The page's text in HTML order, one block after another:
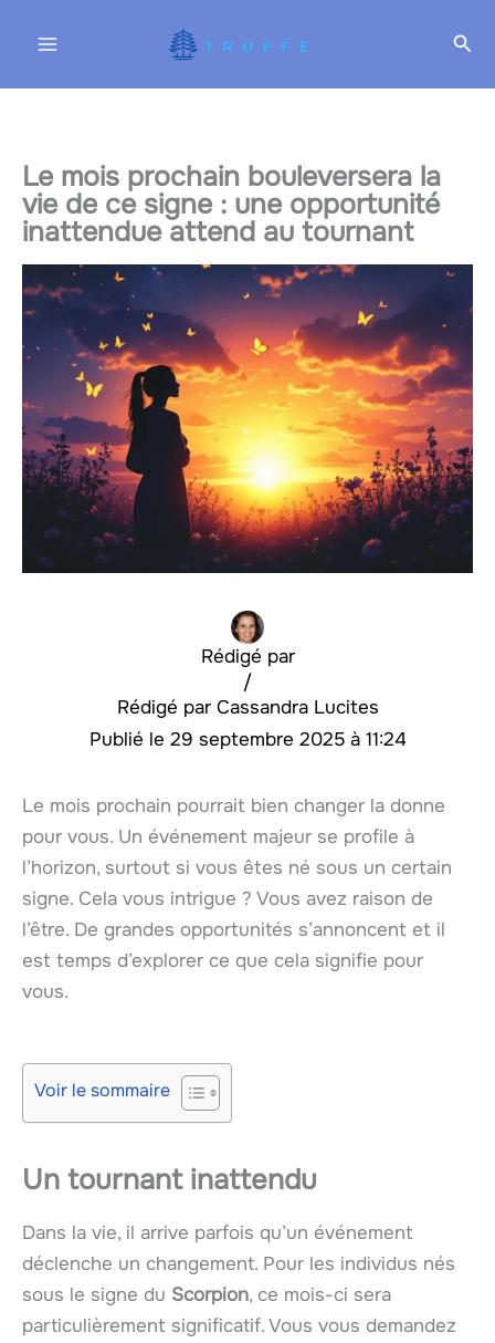
Le mois prochain bouleversera la
vie de ce signe : une opportunité
inattendue attend au tournant
Rédigé par
Cassandra Lucites
/
29 septembre 2025 à 11:24
Le mois prochain pourrait bien changer la donne
pour vous. Un événement majeur se profile à
l’horizon, surtout si vous êtes né sous un certain
signe. Cela vous intrigue ? Vous avez raison de
l’être. De grandes opportunités s’annoncent et il
est temps d’explorer ce que cela signifie pour
vous.
Voir le sommaire
Un tournant inattendu
Dans la vie, il arrive parfois qu’un événement
déclenche un changement. Pour les individus nés
sous le signe du Scorpion, ce mois-ci sera
particulièrement significatif. Vous vous demandez